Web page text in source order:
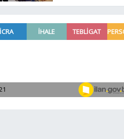
krizindeki domino
serdi